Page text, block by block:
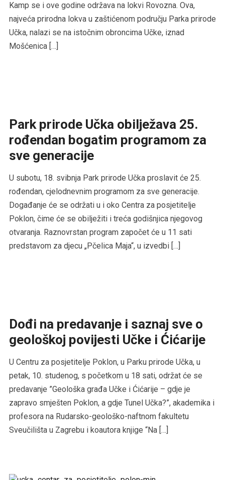
Kamp se i ove godine održava na lokvi Rovozna. Ova,
najveća prirodna lokva u zaštićenom području Parka prirode
Učka, nalazi se na istočnim obroncima Učke, iznad
Mošćenica […]
Park prirode Učka obilježava 25.
rođendan bogatim programom za
sve generacije
U subotu, 18. svibnja Park prirode Učka proslavit će 25.
rođendan, cjelodnevnim programom za sve generacije.
Događanje će se održati u i oko Centra za posjetitelje
Poklon, čime će se obilježiti i treća godišnjica njegovog
otvaranja. Raznovrstan program započet će u 11 sati
predstavom za djecu „Pčelica Maja“, u izvedbi […]
Dođi na predavanje i saznaj sve o
geološkoj povijesti Učke i Ćićarije
U Centru za posjetitelje Poklon, u Parku prirode Učka, u
petak, 10. studenog, s početkom u 18 sati, održat će se
predavanje ”Geološka građa Učke i Ćićarije – gdje je
zapravo smješten Poklon, a gdje Tunel Učka?”, akademika i
profesora na Rudarsko-geološko-naftnom fakultetu
Sveučilišta u Zagrebu i koautora knjige “Na […]